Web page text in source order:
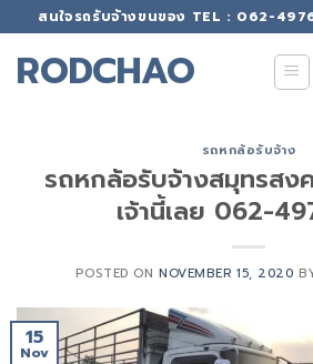
to
content
สนใจรถรับจ้างขนของ TEL : 062-
RODCHAO
รถหกล้อรับจ้าง
รถหกล้อรับจ้างสมุทรสง
เจ้านี้เลย 062-
POSTED ONNOVEMBER 15, 2020
15
Nov